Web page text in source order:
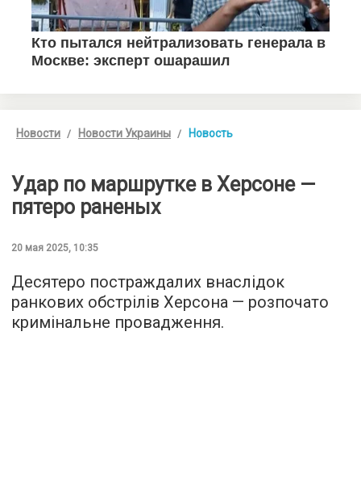
Новости Новости Украины Новость
Удар по маршрутке в Херсоне —
пятеро раненых
20 мая 2025, 10:35
Десятеро постраждалих внаслідок
ранкових обстрілів Херсона — розпочато
кримінальне провадження.